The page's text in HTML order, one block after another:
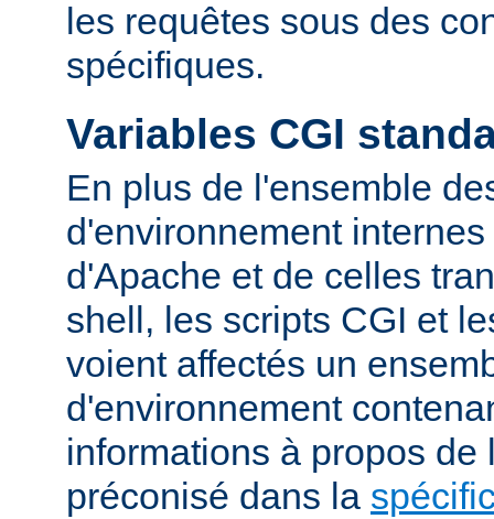
les requêtes sous des
spécifiques.
Variables CGI
En plus de l'ensemble
d'environnement
d'Apache et de celles
shell, les scripts CGI et
voient affectés un
d'environnement
informations à propos de
préconisé dans la